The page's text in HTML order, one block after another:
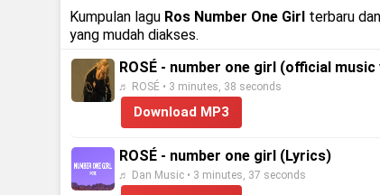
Kumpulan lagu Ros Number One Girl terbaru
yang mudah diakses.
ROSÉ - number one girl (official music
♬ ROSÉ • 3 minutes, 38 seconds
Download MP3
ROSÉ - number one girl (Lyrics)
♬ Dan Music • 3 minutes, 37 seconds